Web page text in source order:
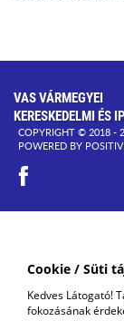
Cookie / Süti
Kedves Látogató!
fokozásának
VAS VÁRMEGYEI
KERESKEDELMI ÉS
COPYRIGHT © 2018 -
POWERED BY